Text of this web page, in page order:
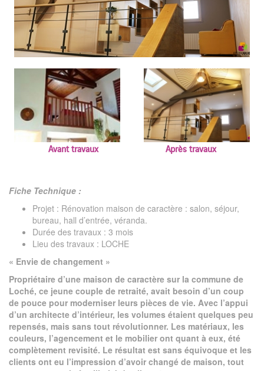
Avant travaux Après travaux
Fiche Technique :
Projet : Rénovation maison de caractère : salon, séjour,
bureau, hall d’entrée, véranda.
Durée des travaux : 3 mois
Lieu des travaux : LOCHE
« Envie de changement »
Propriétaire d’une maison de caractère sur la commune de
Loché, ce jeune couple de retraité, avait besoin d’un coup
de pouce pour moderniser leurs pièces de vie. Avec l’appui
d’un architecte d’intérieur, les volumes étaient quelques peu
repensés, mais sans tout révolutionner. Les matériaux, les
couleurs, l’agencement et le mobilier ont quant à eux, été
complètement revisité. Le résultat est sans équivoque et les
clients ont eu l’impression d’avoir changé de maison, tout